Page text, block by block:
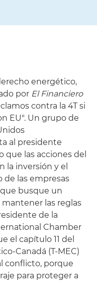
energético,
por El Financiero
contra la 4T si
EU". Un grupo de
al presidente
las acciones del
la inversión y el
de las empresas
busque un
las reglas
de la
Chamber
el capítulo 11 del
Canadá (T-MEC)
conflicto, porque
para proteger a